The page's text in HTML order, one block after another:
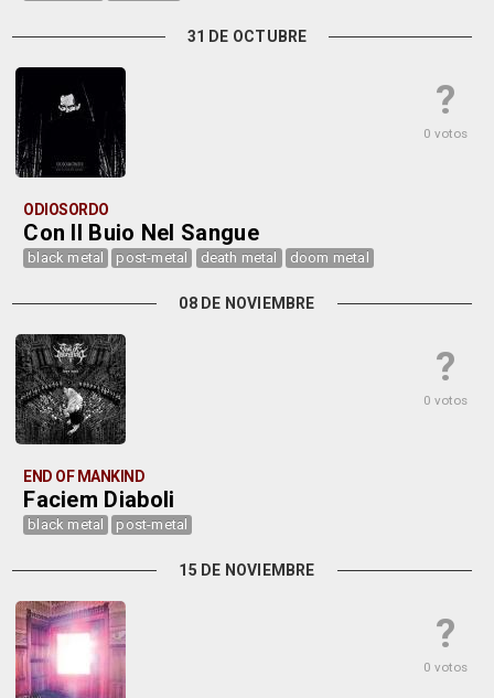
31 DE OCTUBRE
?
0 votos
ODIOSORDO
Con Il Buio Nel Sangue
black metal post-metal death metal doom metal
08 DE NOVIEMBRE
?
0 votos
END OF MANKIND
Faciem Diaboli
black metal post-metal
15 DE NOVIEMBRE
?
0 votos